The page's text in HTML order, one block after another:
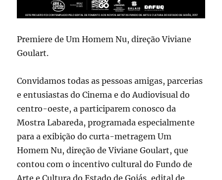
Premiere de Um Homem Nu, direção Viviane
Goulart.
Convidamos todas as pessoas amigas, parcerias
e entusiastas do Cinema e do Audiovisual do
centro-oeste, a participarem conosco da
Mostra Labareda, programada especialmente
para a exibição do curta-metragem Um
Homem Nu, direção de Viviane Goulart, que
contou com o incentivo cultural do Fundo de
Arte e Cultura do Estado de Goiás, edital de